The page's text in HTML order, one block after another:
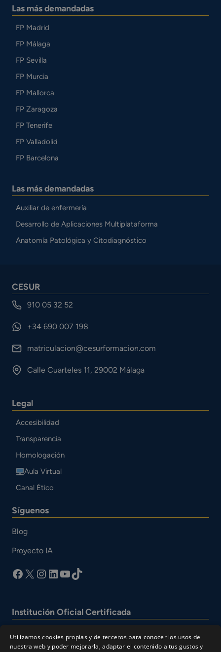
Las más demandadas
FP Madrid
FP Málaga
FP Sevilla
FP Murcia
FP Mallorca
FP Zaragoza
FP Tenerife
FP Valladolid
FP Barcelona
Las más demandadas
Auxiliar de enfermería
Desarrollo de Aplicaciones Multiplataforma
Anatomía Patológica y Citodiagnóstico
CESUR
910 05 32 52
+34 690 007 198
matriculacion@cesurformacion.com
Calle Cuarteles 11, 29002 Málaga
Legal
Accesibilidad
Transparencia
Homologación
Aula Virtual
Canal Ético
Síguenos
Blog
Proyecto IA
facebook
X Instagram
LinkedIn
YouTube
TikTok
Institución Oficial Certificada
Utilizamos cookies propias y de terceros para conocer los usos de
nuestra web y poder mejorarla, adaptar el contenido a tus gustos y